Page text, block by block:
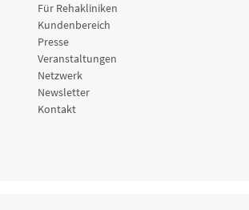
Für Rehakliniken
Kundenbereich
Presse
Veranstaltungen
Netzwerk
Newsletter
Kontakt